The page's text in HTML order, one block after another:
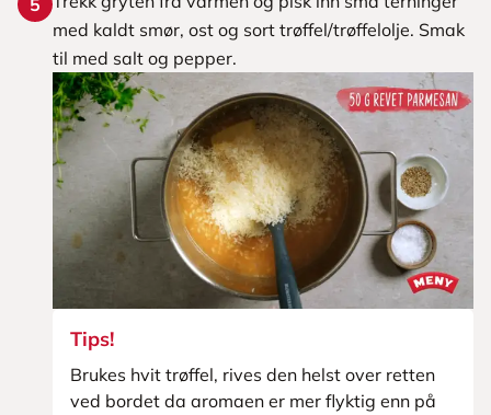
5
med kaldt smør, ost og sort trøffel/trøffelolje. Smak
til med salt og pepper.
Tips!
Brukes hvit trøffel, rives den helst over retten
ved bordet da aromaen er mer flyktig enn på